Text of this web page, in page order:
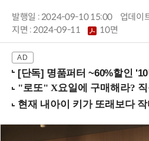
발행일 : 2024-09-10 15:00
업데이
지면 :2024-09-11 10면
[단독] 명품퍼터 ~60%할인 '10만